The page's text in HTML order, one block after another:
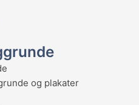
og plakater